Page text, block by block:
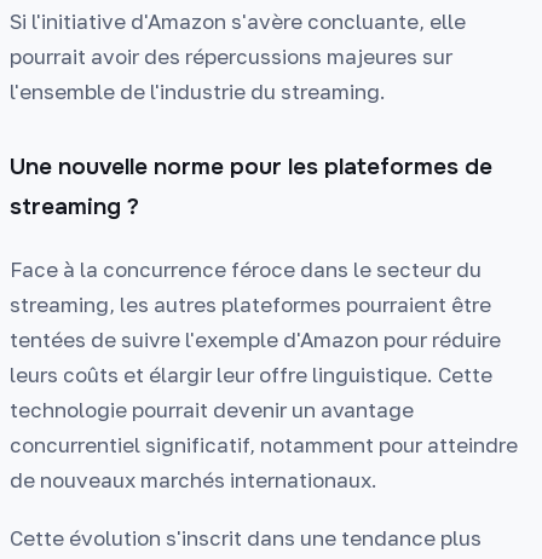
Si l'initiative d'Amazon s'avère concluante, elle
pourrait avoir des répercussions majeures sur
l'ensemble de l'industrie du streaming.
Une nouvelle norme pour les plateformes de
streaming ?
Face à la concurrence féroce dans le secteur du
streaming, les autres plateformes pourraient être
tentées de suivre l'exemple d'Amazon pour réduire
leurs coûts et élargir leur offre linguistique. Cette
technologie pourrait devenir un avantage
concurrentiel significatif, notamment pour atteindre
de nouveaux marchés internationaux.
Cette évolution s'inscrit dans une tendance plus